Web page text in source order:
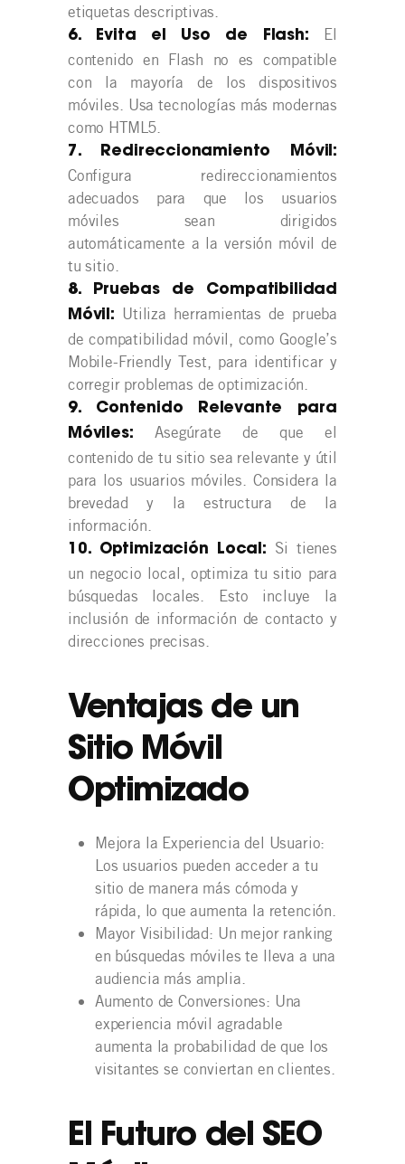
etiquetas descriptivas.
6. Evita el Uso de Flash:
El
contenido en Flash no es compatible
con la mayoría de los dispositivos
móviles. Usa tecnologías más modernas
como HTML5.
7. Redireccionamiento Móvil:
Configura redireccionamientos
adecuados para que los usuarios
móviles sean dirigidos
automáticamente a la versión móvil de
tu sitio.
8. Pruebas de Compatibilidad
Móvil: Utiliza herramientas de prueba
de compatibilidad móvil, como Google’s
Mobile-Friendly Test, para identificar y
corregir problemas de optimización.
9. Contenido Relevante para
Móviles:
Asegúrate de que el
contenido de tu sitio sea relevante y útil
para los usuarios móviles. Considera la
brevedad y la estructura de la
información.
10. Optimización Local:
Si tienes
un negocio local, optimiza tu sitio para
búsquedas locales. Esto incluye la
inclusión de información de contacto y
direcciones precisas.
Ventajas de un
Sitio Móvil
Optimizado
Mejora la Experiencia del Usuario:
Los usuarios pueden acceder a tu
sitio de manera más cómoda y
rápida, lo que aumenta la retención.
Mayor Visibilidad: Un mejor ranking
en búsquedas móviles te lleva a una
audiencia más amplia.
Aumento de Conversiones: Una
experiencia móvil agradable
aumenta la probabilidad de que los
visitantes se conviertan en clientes.
El Futuro del SEO